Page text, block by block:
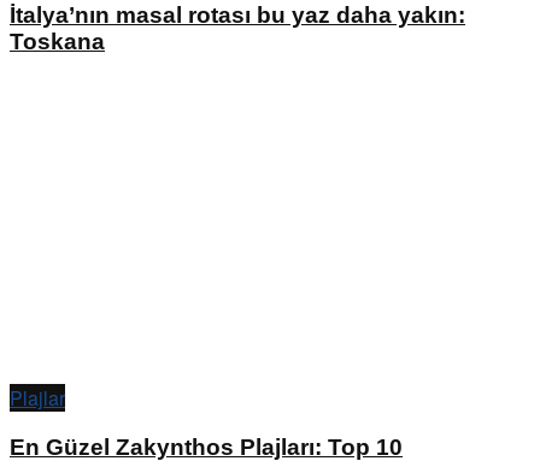
İtalya’nın masal rotası bu yaz daha yakın:
Toskana
Plajlar
En Güzel Zakynthos Plajları: Top 10